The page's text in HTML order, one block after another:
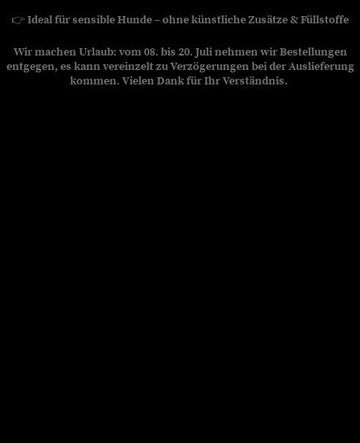
👉Ideal für sensible Hunde – ohne künstliche Zusätze & Füllstoffe
Wir machen Urlaub: vom 08. bis 20. Juli nehmen wir Bestellungen
entgegen, es kann vereinzelt zu Verzögerungen bei der Auslieferung
kommen. Vielen Dank für Ihr Verständnis.